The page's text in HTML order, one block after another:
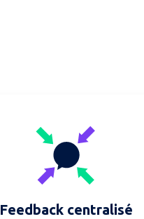
Feedback centralisé